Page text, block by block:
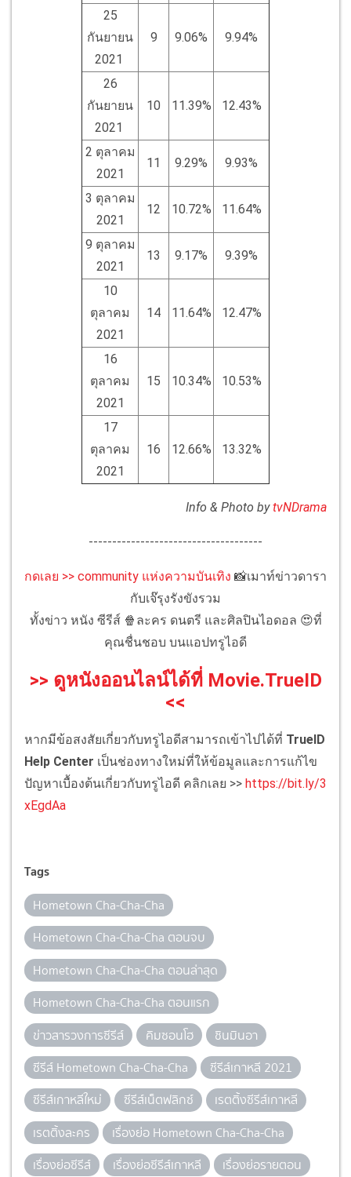
25
กันยายน
2021
9 9.06% 9.94%
26
กันยายน
2021
10 11.39% 12.43%
2 ตุลาคม
2021
11 9.29% 9.93%
3 ตุลาคม
2021
12 10.72% 11.64%
9 ตุลาคม
2021
13 9.17% 9.39%
10
ตุลาคม
2021
14 11.64% 12.47%
16
ตุลาคม
2021
15 10.34% 10.53%
17
ตุลาคม
2021
16 12.66% 13.32%
Info & Photo bytvNDrama
-------------------------------------
กดเลย >> community แห่งความบันเทิง 📸เมาท์ข่าวดารา
กับเจ๊รุงรังขังรวม
ทั้งข่าว หนัง ซีรีส์ 🍿ละคร ดนตรี และศิลปินไอดอล 😍ที่
คุณชื่นชอบ บนแอปทรูไอดี
>> ดูหนังออนไลน์ได้ที่ Movie.TrueID
<<
หากมีข้อสงสัยเกี่ยวกับทรูไอดีสามารถเข้าไปได้ที่ TrueID
Help Center เป็นช่องทางใหม่ที่ให้ข้อมูลและการแก้ไข
ปัญหาเบื้องต้นเกี่ยวกับทรูไอดี คลิกเลย >> https://bit.ly/3
xEgdAa
Tags
Hometown Cha-Cha-Cha
Hometown Cha-Cha-Cha ตอนจบ
Hometown Cha-Cha-Cha ตอนล่าสุด
Hometown Cha-Cha-Cha ตอนแรก
ข่าวสารวงการซีรีส์
คิมซอนโฮ
ชินมินอา
ซีรีส์ Hometown Cha-Cha-Cha
ซีรีส์เกาหลี 2021
ซีรีส์เกาหลีใหม่
ซีรีส์เน็ตฟลิกซ์
เรตติ้งซีรีส์เกาหลี
เรตติ้งละคร
เรื่องย่อ Hometown Cha-Cha-Cha
เรื่องย่อซีรีส์
เรื่องย่อซีรีส์เกาหลี
เรื่องย่อรายตอน